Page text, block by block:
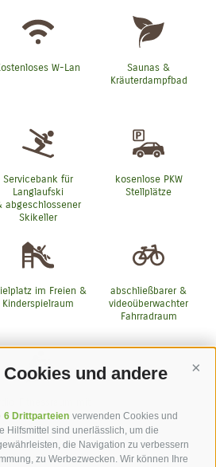
und andere
6 Drittparteien verwenden Cookies und
Hilfsmittel sind unerlässlich, um die
die Navigation zu verbessern
zu Werbezwecken. Wir können Ihre
W-Lan
Saunas &
Kräuterdampfbad
Servicebank für
Langlaufski
abgeschlossener
Skikeller
kosenlose PKW
Stellplätze
im Freien &
Kinderspielraum
abschließbarer &
videoüberwachter
Fahrradraum
Tecnogym-
Geräten